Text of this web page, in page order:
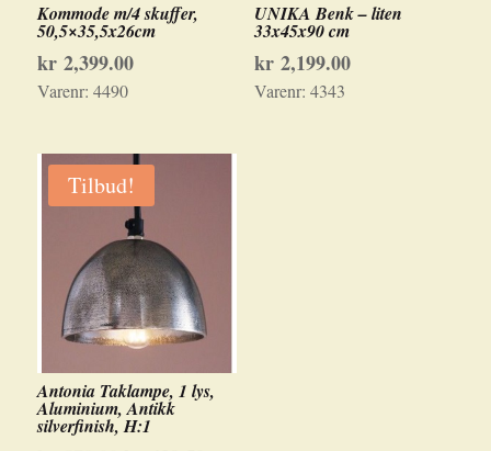
Kommode m/4 skuffer,
50,5×35,5x26cm
kr2,399.00
Varenr: 4490
UNIKA Benk – liten
33x45x90 cm
kr2,199.00
Varenr: 4343
Tilbud!
Antonia Taklampe, 1 lys,
Aluminium, Antikk
silverfinish, H:1